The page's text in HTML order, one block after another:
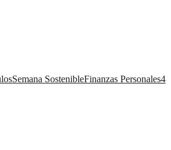
Semana SostenibleFinanzas Personales4